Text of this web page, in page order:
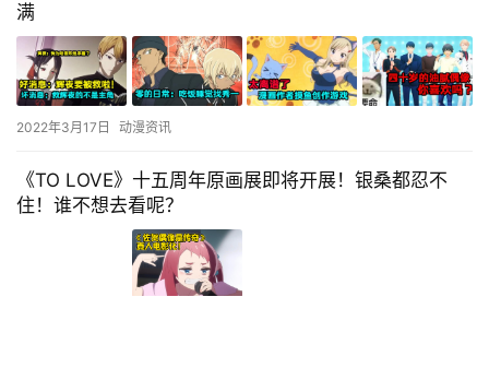
满
2022年3月17日 动漫资讯
《TO LOVE》十五周年原画展即将开展！银桑都忍不
住！谁不想去看呢？